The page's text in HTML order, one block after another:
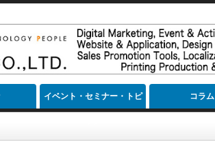
イベント・セミナー・トピ コラム